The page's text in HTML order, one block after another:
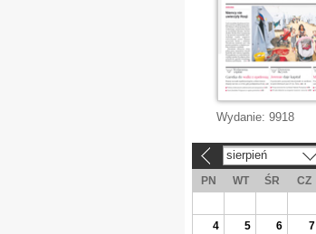
Wydanie: 9918
sierpień
PN WT ŚR CZ
4
5 6 7